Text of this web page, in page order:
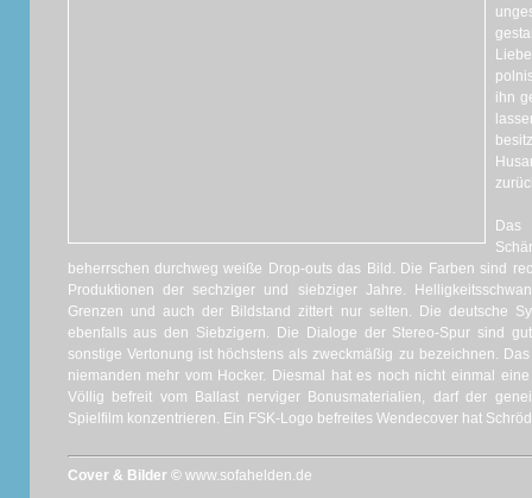
ihn
Das
beherrschen durchweg weiße Drop-outs das Bild. Die Farben sind
Produktionen der sechziger und siebziger Jahre.
Grenzen und auch der Bildstand zittert nur selten. Die deutsche
ebenfalls aus den Siebzigern. Die Dialoge der Stereo-Spur sind
sonstige Vertonung ist höchstens als zweckmäßig zu bezeichnen.
niemanden mehr vom Hocker. Diesmal hat es noch nicht einmal
Völlig befreit vom Ballast nerviger Bonusmaterialien, darf der
Spielfilm konzentrieren. Ein FSK-Logo befreites Wendecover hat
Cover & Bilder © www.sofahelden.de